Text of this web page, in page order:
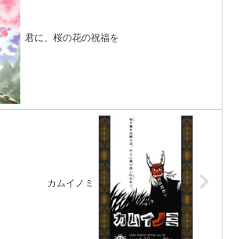
君に、桜の花の祝福を
カムイノミ